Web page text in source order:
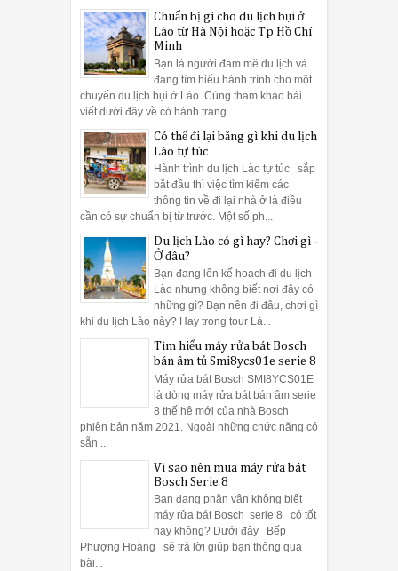
– Rà soát lại toàn bộ máy sau khi vận
Bosch có tốn lượng nước nhiều hơn so với rửa bằng tay hoặc
rửa bát Bosch rất tiết kiệm nước, lượng nước tiêu thụ cho
cao cấp sẽ tiết kiệm được 1/3 lượng nước so với việc sử
10:13 AM
Người ta bảo Hà Giang 4 mùa đều đẹp, và rằng bất cứ thời
Chuẩn bị gì cho du lịch bụi ở
Lào từ Hà Nội hoặc Tp Hồ Chí
Minh
Bạn là người đam mê du lịch và
đang tìm hiểu hành trình cho một
chuyến du lịch bụi ở Lào. Cùng tham khảo bài
viết dưới đây về có hành trang...
Có thể đi lại bằng gì khi du lịch
Lào tự túc
Hành trình du lịch Lào tự túc sắp
bắt đầu thì việc tìm kiếm các
thông tin về đi lại nhà ở là điều
cần có sự chuẩn bị từ trước. Một số ph...
Du lịch Lào có gì hay? Chơi gì -
Ở đâu?
Bạn đang lên kế hoạch đi du lịch
Lào nhưng không biết nơi đây có
những gì? Bạn nên đi đâu, chơi gì
khi du lịch Lào này? Hay trong tour Là...
Tìm hiểu máy rửa bát Bosch
bán âm tủ Smi8ycs01e serie 8
Máy rửa bát Bosch SMI8YCS01E
là dòng máy rửa bát bán âm serie
8 thế hệ mới của nhà Bosch
phiên bản năm 2021. Ngoài những chức năng có
sẵn ...
Vì sao nên mua máy rửa bát
Bosch Serie 8
Bạn đang phân vân không biết
máy rửa bát Bosch serie 8 có tốt
hay không? Dưới đây Bếp
Phượng Hoàng sẽ trả lời giúp bạn thông qua
bài...